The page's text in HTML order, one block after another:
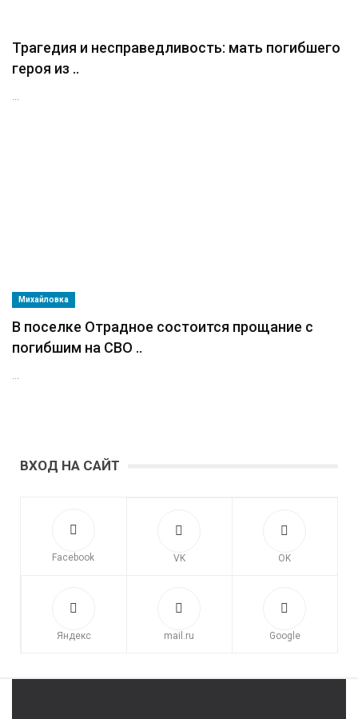
Трагедия и несправедливость: мать погибшего
героя из ..
...
Михайловка
В поселке Отрадное состоится прощание с
погибшим на СВО ..
...
ВХОД НА САЙТ
Facebook VK OK
Яндекс mail.ru Google